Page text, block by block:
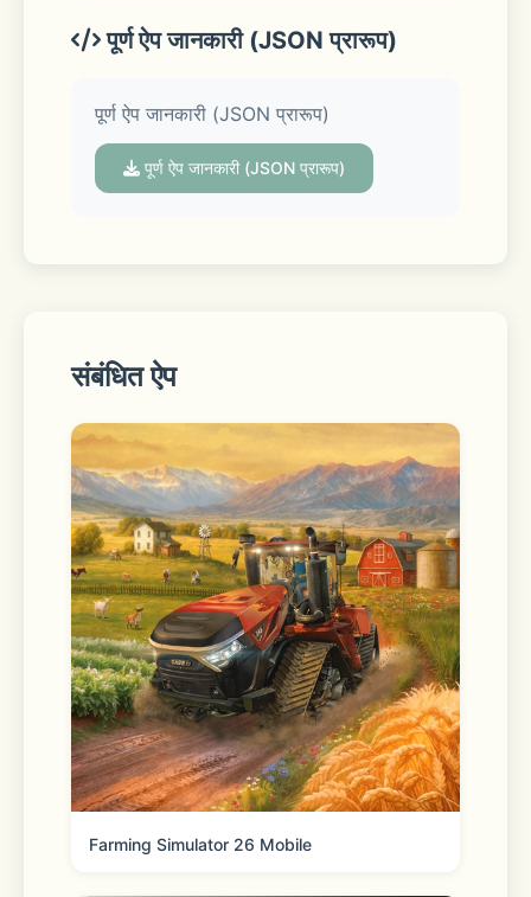
效，招商证券有权单方面调整下线时
工具，帮助发现走势拐点
及时资讯
【改版】全新首页，信息模块化整合，更
聚焦
【新增】指数赛道，选对赛道，财富加速
【升级】智能定投，轻松设置，高效投资
【新增】工资理财，稳中求进，积少成
多，盈亏每日可见
पूर्ण ऐप जानकारी (JSON प्रारूप)
पूर्ण ऐप जानकारी (JSON प्रारूप)
पूर्ण ऐप जानकारी (JSON प्रारूप)
संबंधित ऐप
Farming Simulator 26 Mobile